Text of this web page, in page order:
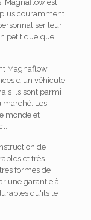
Magnaflow est
couramment
leur
petit quelque
Magnaflow
d'un véhicule
ils sont parmi
marché. Les
monde et
de
et très
formes de
une garantie à
qu'ils le